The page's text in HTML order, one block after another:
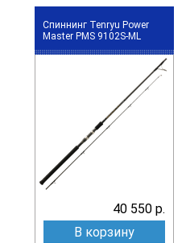
Спиннинг Tenryu Power
Master PMS 9102S-ML
40 550 р.
В корзину